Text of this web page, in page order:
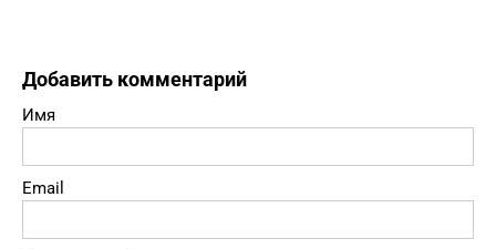
Добавить комментарий
Имя
Email